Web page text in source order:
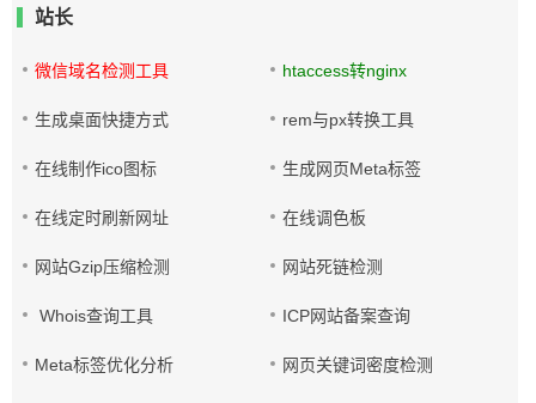
站长
微信域名检测工具 htaccess转nginx
生成桌面快捷方式 rem与px转换工具
在线制作ico图标 生成网页Meta标签
在线定时刷新网址 在线调色板
网站Gzip压缩检测 网站死链检测
Whois查询工具 ICP网站备案查询
Meta标签优化分析 网页关键词密度检测